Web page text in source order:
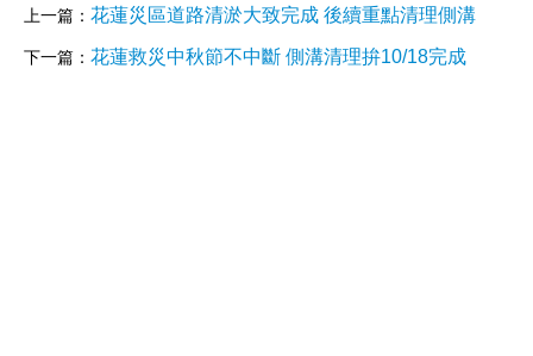
上一篇： 花蓮災區道路清淤大致完成 後續重點清理側溝
下一篇： 花蓮救災中秋節不中斷 側溝清理拚10/18完成